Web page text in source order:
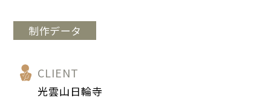
制作データ
CLIENT
光雲山日輪寺